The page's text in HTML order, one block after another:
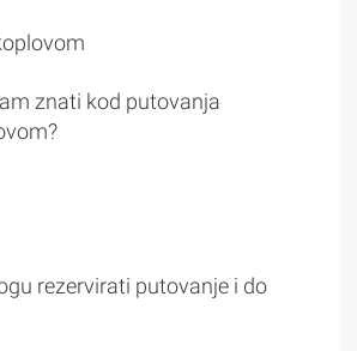
znati kod putovanja
rezervirati putovanje i do